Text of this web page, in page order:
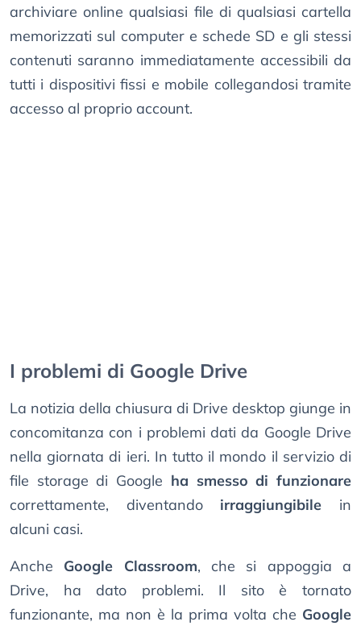
archiviare online qualsiasi file di qualsiasi cartella
memorizzati sul computer e schede SD e gli stessi
contenuti saranno immediatamente accessibili da
tutti i dispositivi fissi e mobile collegandosi tramite
accesso al proprio account.
I problemi di Google Drive
La notizia della chiusura di Drive desktop giunge in
concomitanza con i problemi dati da Google Drive
nella giornata di ieri. In tutto il mondo il servizio di
file storage di Google ha smesso di funzionare
correttamente, diventando irraggiungibile in
alcuni casi.
Anche Google Classroom, che si appoggia a
Drive, ha dato problemi. Il sito è tornato
funzionante, ma non è la prima volta che Google